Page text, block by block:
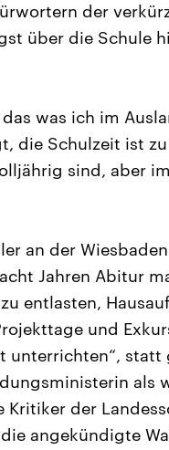
der
über die Schule
was ich im
die Schulzeit ist
sind, aber
an der
Jahren Abitur
entlasten,
und
unterrichten“, statt
als
Kritiker der
angekündigte